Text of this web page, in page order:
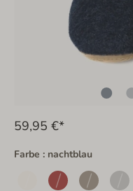
59,95 €*
Farbe : nachtblau